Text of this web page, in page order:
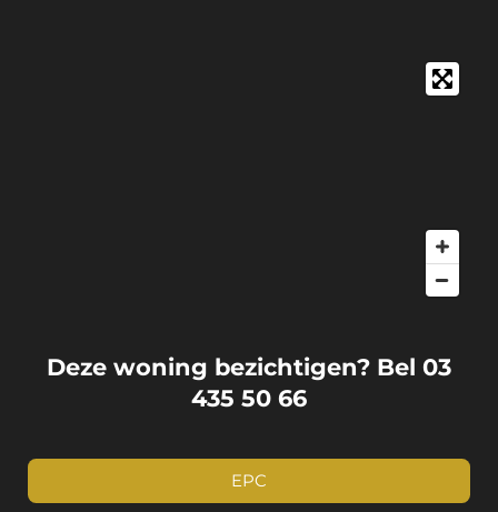
Deze woning bezichtigen? Bel 03
435 50 66
EPC